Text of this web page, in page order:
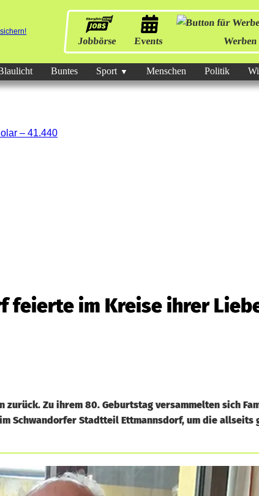
Jobbörse Events Werben
Buntes Sport Menschen Politik
feierte im Kreise ihrer
Zu ihrem 80. Geburtstag versammelten sich
Schwandorfer Stadtteil Ettmannsdorf, um die allseits